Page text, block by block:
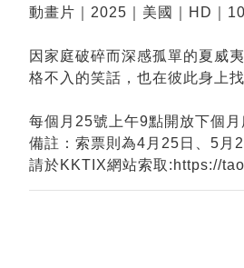
動畫片｜2025｜美國｜HD｜
因家庭破碎而深感孤單的夏威
格不入的笑話，也在彼此身上
每個月25號上午9點開放下個
備註：索票則為4月25日、5月
請於KKTIX網站索取:https://